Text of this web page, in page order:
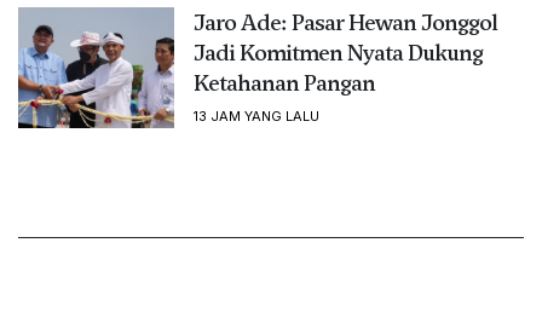
Jaro Ade: Pasar Hewan Jonggol
Jadi Komitmen Nyata Dukung
Ketahanan Pangan
13 JAM YANG LALU